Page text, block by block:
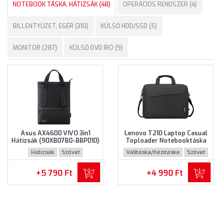
NOTEBOOK TÁSKA, HÁTIZSÁK (48) OPERÁCIÓS RENDSZER (4)
BILLENTYŰZET, EGÉR (310) KÜLSŐ HDD/SSD (5)
MONITOR (287) KÜLSŐ DVD ÍRÓ (9)
Asus AX4600 VIVO 3in1
Hátizsák (90XB07B0-BBP010)
- Maximum 16" méretű
notebookokhoz - Fekete
színben
Hátizsák Szövet
+5 790 Ft
Lenovo T210 Laptop Casual
Toploader Notebooktáska
(GX41L83769) - Maximum
15.6" méretű notebookokhoz
- Fekete színben
Válltáska/Kézitáska Szövet
+4 990 Ft